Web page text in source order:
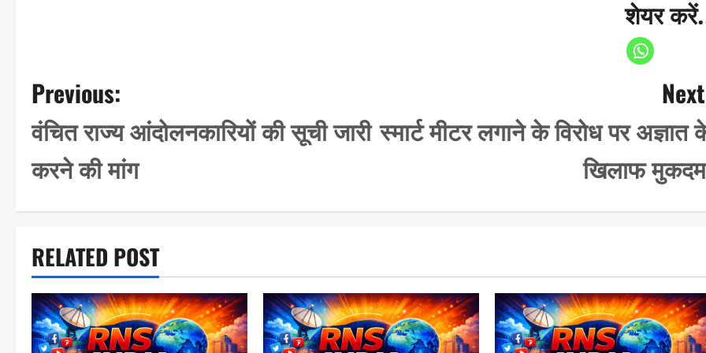
शेयर
P
o
s
t
v
i
g
a
Previous:
वंचित राज्य आंदोलनकारियों की सूची जारी
करने की मांग
स्मार्ट मीटर लगाने के विरोध पर अज्ञात
खिलाफ
RELATED POST